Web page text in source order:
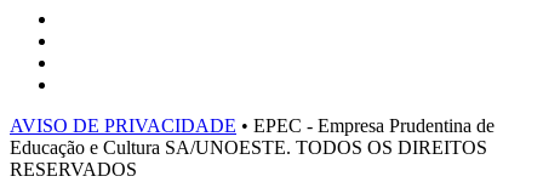
AVISO DE PRIVACIDADE • EPEC - Empresa Prudentina de
Educação e Cultura SA/UNOESTE. TODOS OS DIREITOS
RESERVADOS